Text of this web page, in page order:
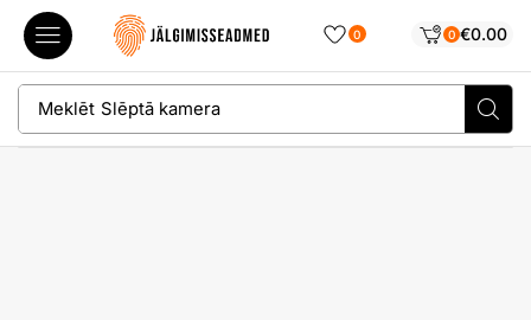
0 0 €0.00
Meklēt Slēptā kamera